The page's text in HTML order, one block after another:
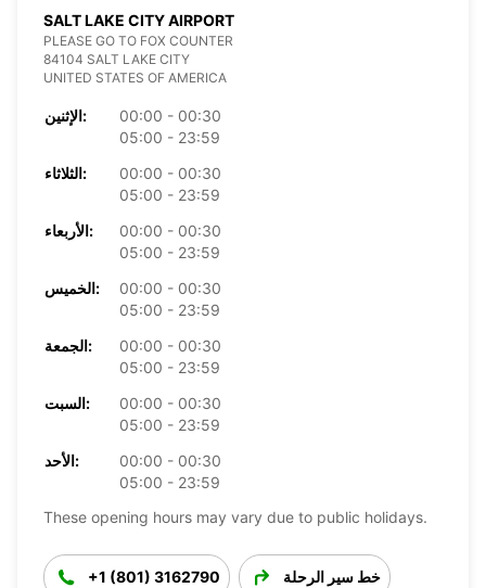
SALT LAKE CITY AIRPORT
PLEASE GO TO FOX COUNTER
84104 SALT LAKE CITY
UNITED STATES OF AMERICA
الإثنين:
00:00 - 00:30
05:00 - 23:59
الثلاثاء:
00:00 - 00:30
05:00 - 23:59
الأربعاء:
00:00 - 00:30
05:00 - 23:59
الخميس:
00:00 - 00:30
05:00 - 23:59
الجمعة:
00:00 - 00:30
05:00 - 23:59
السبت:
00:00 - 00:30
05:00 - 23:59
الأحد:
00:00 - 00:30
05:00 - 23:59
These opening hours may vary due to public holidays.
+1 (801) 3162790 خط سير الرحلة